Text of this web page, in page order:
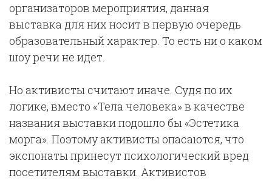
организаторов мероприятия, данная
выставка для них носит в первую очередь
образовательный характер. То есть ни о каком
шоу речи не идет.
Но активисты считают иначе. Судя по их
логике, вместо «Тела человека» в качестве
названия выставки подошло бы «Эстетика
морга». Поэтому активисты опасаются, что
экспонаты принесут психологический вред
посетителям выставки. Активистов